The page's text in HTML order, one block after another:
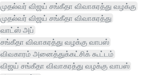
முதல்வர் விஜய் சங்கீதா விவாகரத்து வழக்கு
முதல்வர் விஜய் சங்கீதா விவாகரத்து
வாட்ஸ் அப்
சங்கீதா விவாகரத்து வழக்கு வாபஸ்
விவகாரம் அனைத்துக்கட்சிக் கூட்டம்
விஜய் சங்கீதா விவாகரத்து வழக்கு வாபஸ்